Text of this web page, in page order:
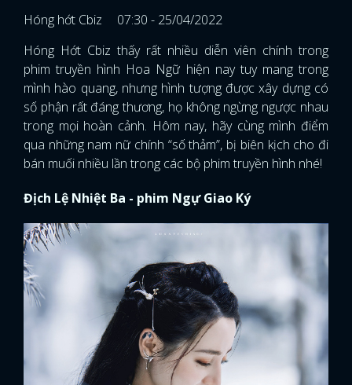
Hóng hớt Cbiz
07:30 - 25/04/2022
Hóng Hớt Cbiz thấy rất nhiều diễn viên chính trong
phim truyền hình Hoa Ngữ hiện nay tuy mang trong
mình hào quang, nhưng hình tượng được xây dựng có
số phận rất đáng thương, họ không ngừng ngược nhau
trong mọi hoàn cảnh. Hôm nay, hãy cùng mình điểm
qua những nam nữ chính “số thảm”, bị biên kịch cho đi
bán muối nhiều lần trong các bộ phim truyền hình nhé!
Địch Lệ Nhiệt Ba - phim Ngự Giao Ký